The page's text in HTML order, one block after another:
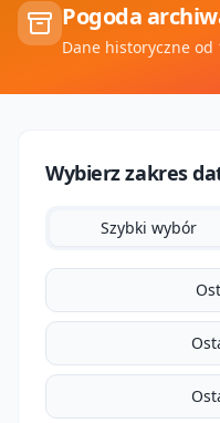
Pogoda
Dane historyczne od
Wybierz zakres
Szybki wybór